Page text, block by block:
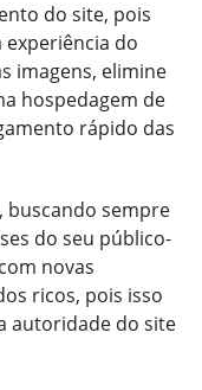
do site, pois
do
imagens, elimine
hospedagem de
rápido das
buscando sempre
do seu público-
novas
ricos, pois isso
autoridade do site